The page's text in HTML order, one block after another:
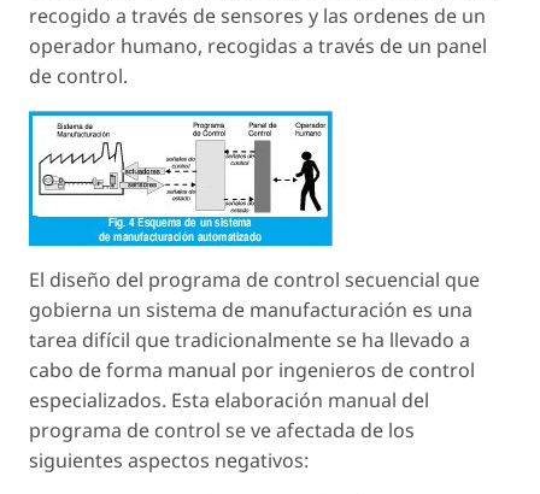
recogido a través de sensores y las ordenes de un
operador humano, recogidas a través de un panel
de control.
El diseño del programa de control secuencial que
gobierna un sistema de manufacturación es una
tarea difícil que tradicionalmente se ha llevado a
cabo de forma manual por ingenieros de control
especializados. Esta elaboración manual del
programa de control se ve afectada de los
siguientes aspectos negativos: